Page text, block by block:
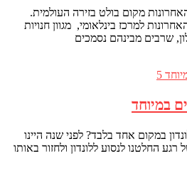
מקום בולט בזירה העולמית.
למרכז בינלאומי, מגוון חנויות
שרבים מבינהם נסמכים
במיוחד
במקום אחד בלבד? לפני שנה היינו
החלטנו לנסוע ללונדון ולחזור באותו